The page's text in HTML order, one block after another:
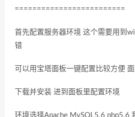
=========================
首先配置服务器环境 这个需要用到
错
可以用宝塔面板一键配置比较方便
下载并安装 进到面板里配置环境
环境选择Apache MySQL5.6 php5.6